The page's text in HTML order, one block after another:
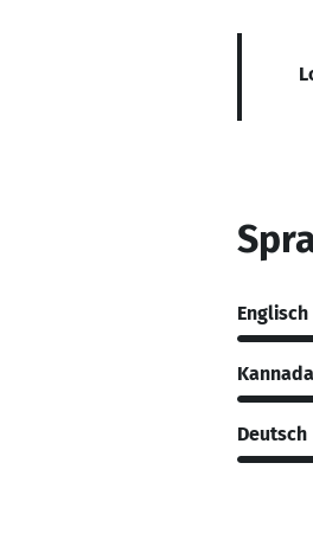
Englisch
Kannada
Deutsch